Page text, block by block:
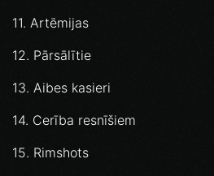
11. Artēmijas
12. Pārsālītie
13. Aibes kasieri
14. Cerība resnīšiem
15. Rimshots